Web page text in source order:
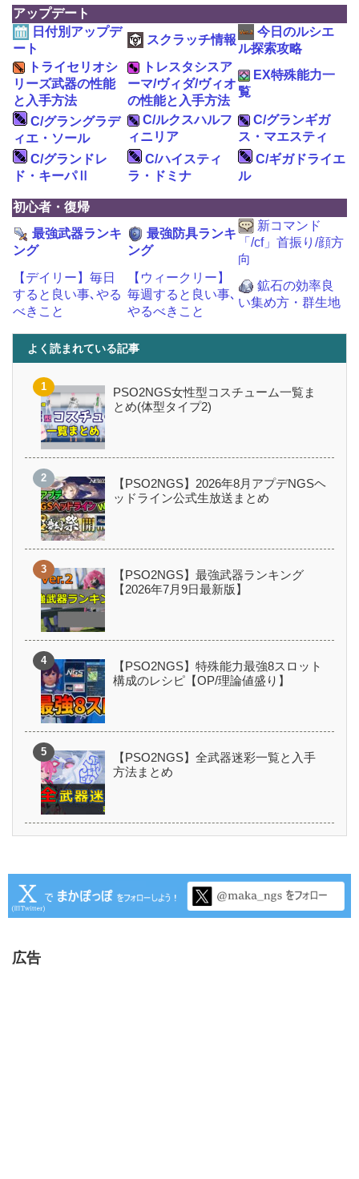
アップデート
日付別アップデ
ート
スクラッチ情報
今日のルシエ
ル探索攻略
トライセリオシ
リーズ武器の性能
と入手方法
トレスタシスア
ーマ/ヴィダ/ヴィオ
の性能と入手方法
EX特殊能力一
覧
C/グラングラデ
ィエ・ソール
C/ルクスハルフ
ィニリア
C/グランギガ
ス・マエスティ
C/グランドレ
ド・キーパⅡ
C/ハイスティ
ラ・ドミナ
C/ギガドライエ
ル
初心者・復帰
最強武器ランキ
ング
最強防具ランキ
ング
新コマンド
「/cf」首振り/顔方
向
【デイリー】毎日
すると良い事､やる
べきこと
【ウィークリー】
毎週すると良い事､
やるべきこと
鉱石の効率良
い集め方・群生地
よく読まれている記事
PSO2NGS女性型コスチューム一覧ま
とめ(体型タイプ2)
【PSO2NGS】2026年8月アプデNGSヘ
ッドライン公式生放送まとめ
【PSO2NGS】最強武器ランキング
【2026年7月9日最新版】
【PSO2NGS】特殊能力最強8スロット
構成のレシピ【OP/理論値盛り】
【PSO2NGS】全武器迷彩一覧と入手
方法まとめ
広告